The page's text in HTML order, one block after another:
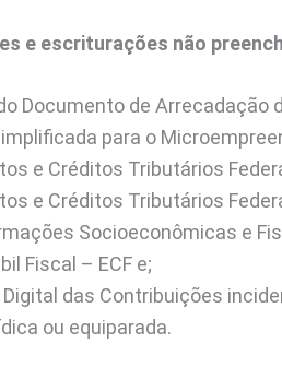
e escriturações não
Documento de Arrecadação
para o
e Créditos Tributários
e Créditos Tributários
Socioeconômicas e
Fiscal – ECF e;
das Contribuições
ou equiparada.